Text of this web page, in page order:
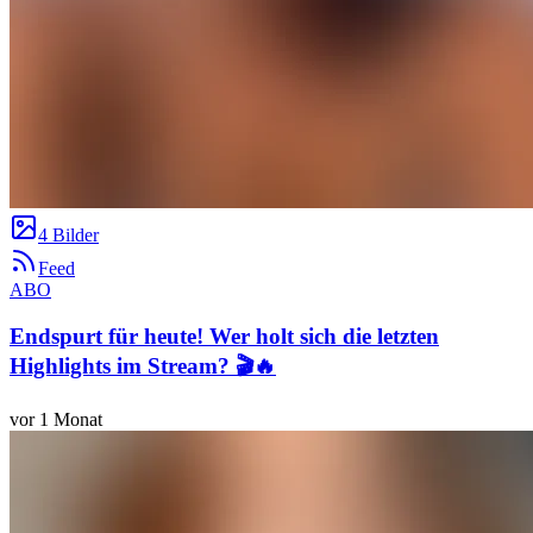
4 Bilder
Feed
ABO
Endspurt für heute! Wer holt sich die letzten
Highlights im Stream? 🎬🔥
vor 1 Monat